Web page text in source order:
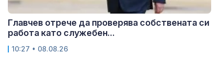
Главчев отрече да проверява собствената си
работа като служебен...
10:27 • 08.08.26